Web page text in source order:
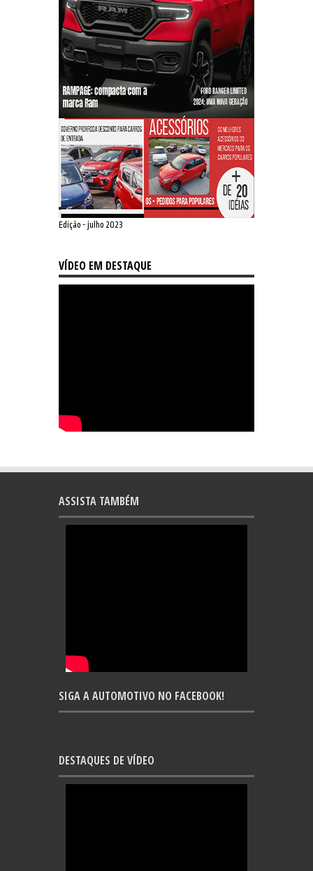
Edição - julho 2023
VÍDEO EM DESTAQUE
ASSISTA TAMBÉM
SIGA A AUTOMOTIVO NO FACEBOOK!
DESTAQUES DE VÍDEO